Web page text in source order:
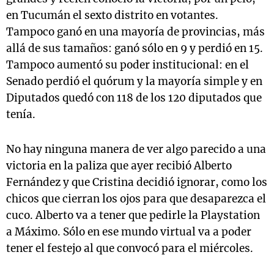
en Tucumán el sexto distrito en votantes.
Tampoco ganó en una mayoría de provincias, más
allá de sus tamaños: ganó sólo en 9 y perdió en 15.
Tampoco aumentó su poder institucional: en el
Senado perdió el quórum y la mayoría simple y en
Diputados quedó con 118 de los 120 diputados que
tenía.
No hay ninguna manera de ver algo parecido a una
victoria en la paliza que ayer recibió Alberto
Fernández y que Cristina decidió ignorar, como los
chicos que cierran los ojos para que desaparezca el
cuco. Alberto va a tener que pedirle la Playstation
a Máximo. Sólo en ese mundo virtual va a poder
tener el festejo al que convocó para el miércoles.